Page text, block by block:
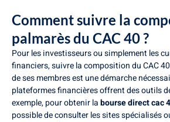
Comment suivre la
palmarès du CAC 40 ?
Pour les investisseurs ou simplement les
financiers, suivre la composition du CAC
de ses membres est une démarche
plateformes financières offrent des outils
exemple, pour obtenir labourse direct cac
possible de consulter les sites spécialisés